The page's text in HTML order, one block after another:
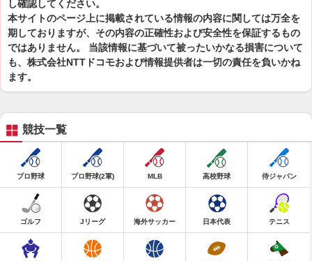
し確認してください。
本サイトのページ上に掲載されている情報の内容に関しては万全を
期しておりますが、その内容の正確性および安全性を保証するもの
ではありません。 当該情報に基づいて被ったいかなる損害について
も、株式会社NTTドコモおよび情報提供者は一切の責任を負いかね
ます。
競技一覧
プロ野球 プロ野球(2軍) MLB 高校野球 侍ジャパン
ゴルフ Jリーグ 海外サッカー 日本代表 テニス